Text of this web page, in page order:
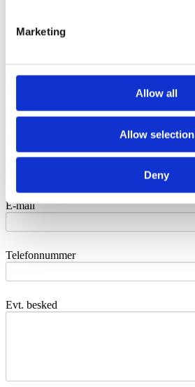
Marketing
Allow all
Allow selection
Deny
Besøg vores showroom
Post nr. & by
E-mail
Telefonnummer
Evt. besked